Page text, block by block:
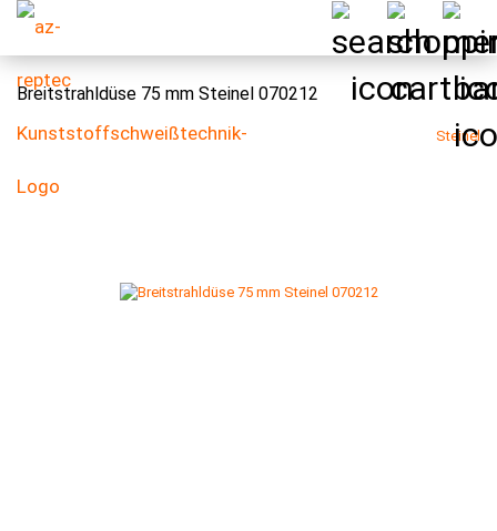
Breitstrahldüse 75 mm Steinel 070212
Steinel